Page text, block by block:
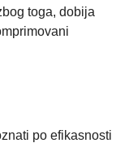
toga, dobija
po efikasnosti